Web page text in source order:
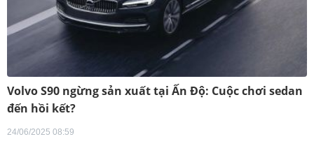
Volvo S90 ngừng sản xuất tại Ấn Độ: Cuộc chơi sedan
đến hồi kết?
24/06/2025 08:59